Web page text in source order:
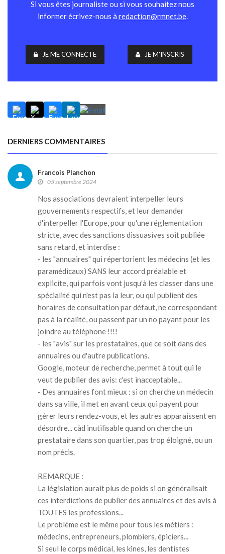
Si vous êtes journaliste ou si vous souhaitez nous
informer écrivez-nous à redaction@rmnet.be.
JE ME CONNECTE JE M'INSCRIS
DERNIERS COMMENTAIRES
Francois Planchon
05 septembre 2024
Nos associations devraient interpeller leurs
gouvernements respectifs, et leur demander
d'interpeller l'Europe, pour qu'une réglementation
stricte, avec des sanctions dissuasives soit publiée
sans retard, et interdise :
- les "annuaires" qui répertorient les médecins (et les
paramédicaux) SANS leur accord préalable et
explicite, qui parfois vont jusqu'à les classer dans une
spécialité qui n'est pas la leur, ou qui publient des
horaires de consultation par défaut, ne correspondant
pas à la réalité, ou passent par un no payant pour les
joindre au téléphone !!!!
- les "avis" sur les prestataires, que ce soit dans des
annuaires ou d'autre publications.
Google, moteur de recherche, permet à tout qui le
veut de publier des avis: c'est inacceptable...
- Des annuaires font mieux : si on cherche un médecin
dans sa ville, il met en avant ceux qui payent pour
gérer leurs rendez-vous, et les autres apparaissent en
désordre... càd inutilisable quand on cherche un
prestataire dans son quartier, pas trop éloigné, ou un
nom précis.
REMARQUE :
La législation aurait plus de poids si on généralisait
ces interdictions de publier des annuaires et des avis à
TOUTES les professions...
Le problème est le même pour tous les métiers :
médecins, entrepreneurs, plombiers, épiciers...
Si seul le corps médical, les kines, les dentistes